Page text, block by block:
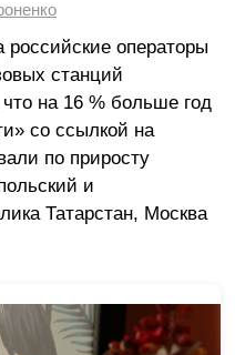
российские операторы
станций
что на 16 % больше год
со ссылкой на
по приросту
и
Татарстан, Москва